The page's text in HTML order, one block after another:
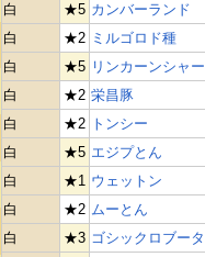
白
★5 カンバーランド
白
★2 ミルゴロド種
白
★5 リンカーンシャ
白
★2 栄昌豚
白
★2 トンシー
白
★5 エジプとん
白
★1 ウェットン
白
★2 ムーとん
白
★3 ゴシックロブータ